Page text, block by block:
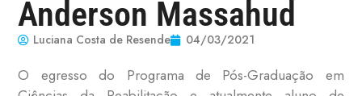
Anderson Massahud
Luciana Costa de Resende 04/03/2021
O egresso do Programa de Pós-Graduação em